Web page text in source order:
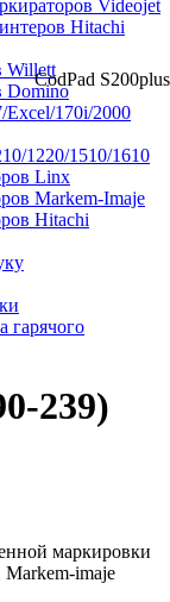
Videojet
Hitachi
Willett
Domino
170i/2000
1220/1510/1610
Linx
Markem-Imaje
Hitachi
гарячого
239)
маркировки
imaje
CodPad S200plus